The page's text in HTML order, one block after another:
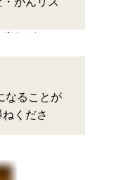
など
なることが
くださ